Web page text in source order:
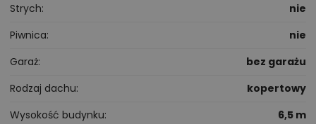
Strych
nie
Piwnica
nie
Garaż
bez garażu
Rodzaj dachu
kopertowy
Wysokość budynku
6,5 m